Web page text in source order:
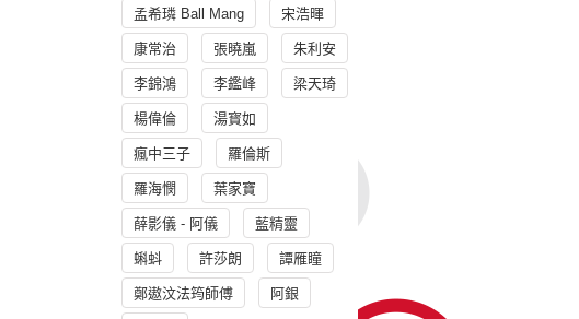
孟希璘 Ball Mang 宋浩暉
康常治 張曉嵐 朱利安
李錦鴻 李鑑峰 梁天琦
楊偉倫 湯寳如
瘋中三子 羅倫斯
羅海憫 葉家寶
薛影儀 - 阿儀 藍精靈
蝌蚪 許莎朗 譚雁瞳
鄭遨汶法筠師傅 阿銀